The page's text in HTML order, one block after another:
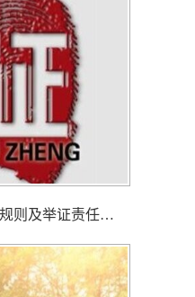
北京婚外情调查： 民事诉讼证据规则及举证责任分配是怎样的？